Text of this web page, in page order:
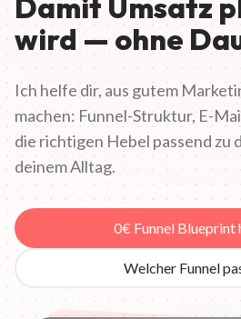
Damit Umsatz
wird — ohne
Ich helfe dir, aus gutem
machen: Funnel-Struktur, E-
die richtigen Hebel passend zu
deinem Alltag.
0€ Funnel Blueprint
Welcher Funnel